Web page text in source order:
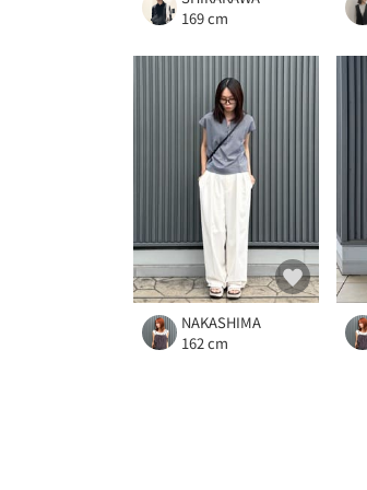
169 cm
NAKASHIMA
162 cm